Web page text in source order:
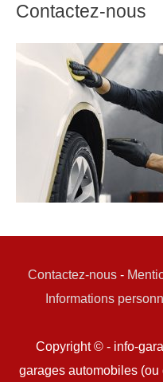
Contactez-nous
Contactez-nous-
Informations
Copyright © - info-
garages automobiles